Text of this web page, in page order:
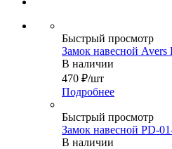
Быстрый просмотр
Замок навесной Avers
В наличии
470 ₽/шт
Подробнее
Быстрый просмотр
Замок навесной PD-
В наличии